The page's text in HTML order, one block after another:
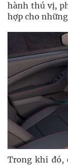
hành thú vị,
hợp cho
Trong khi đó,